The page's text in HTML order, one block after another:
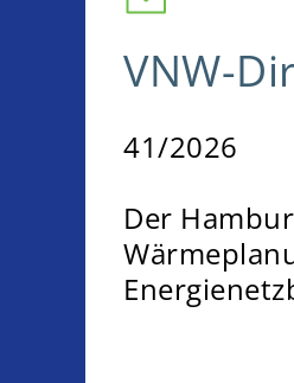
VNW-
41/2026
Der